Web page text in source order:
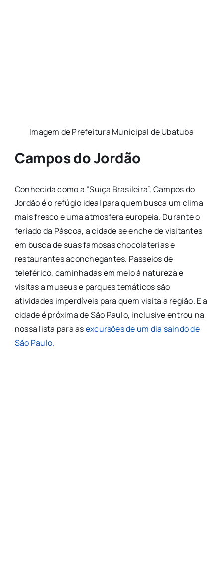
Imagem de Prefeitura Municipal de Ubatuba
Campos do Jordão
Conhecida como a “Suíça Brasileira”, Campos do
Jordão é o refúgio ideal para quem busca um clima
mais fresco e uma atmosfera europeia. Durante o
feriado da Páscoa, a cidade se enche de visitantes
em busca de suas famosas chocolaterias e
restaurantes aconchegantes. Passeios de
teleférico, caminhadas em meio à natureza e
visitas a museus e parques temáticos são
atividades imperdíveis para quem visita a região. E a
cidade é próxima de São Paulo, inclusive entrou na
nossa lista para asexcursões de um dia saindo de
São Paulo.